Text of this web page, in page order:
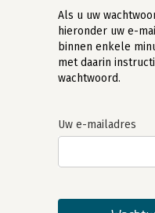
Als u uw
hieronder uw e-
binnen enkele
met daarin
wachtwoord.
Uw e-mailadres